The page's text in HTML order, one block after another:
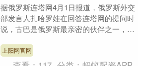
据俄罗斯连塔网4月1日报道，俄罗斯外交
部发言人扎哈罗娃在回答连塔网的提问时
说，古巴是俄罗斯最亲密的伙伴之一，因
娃承诺：“俄罗....
上阳网官网